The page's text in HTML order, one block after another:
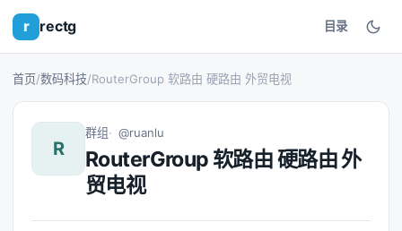
r rectg 目录
首页/数码科技/RouterGroup 软路由 硬路由 外贸电视
R
群组 @ruanlu
RouterGroup 软路由 硬路由 外
贸电视